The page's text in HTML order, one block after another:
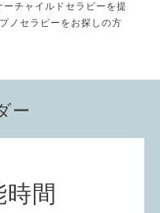
チャイルドセラピーを提
ノセラピーをお探しの方
ー
間